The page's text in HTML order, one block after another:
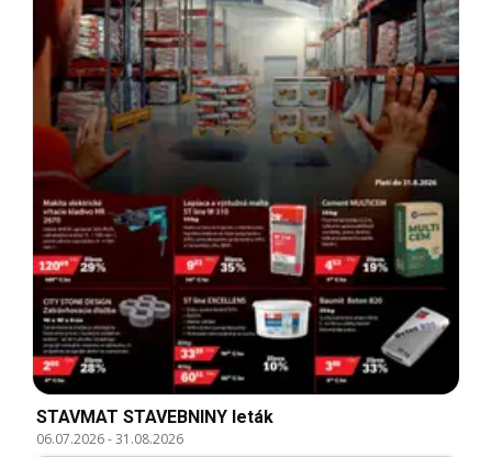
STAVMAT STAVEBNINY leták
06.07.2026-31.08.2026